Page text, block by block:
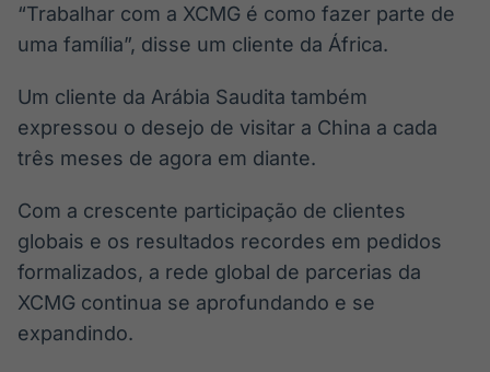
“Trabalhar com a XCMG é como fazer parte de
uma família”, disse um cliente da África.
Um cliente da Arábia Saudita também
expressou o desejo de visitar a China a cada
três meses de agora em diante.
Com a crescente participação de clientes
globais e os resultados recordes em pedidos
formalizados, a rede global de parcerias da
XCMG continua se aprofundando e se
expandindo.